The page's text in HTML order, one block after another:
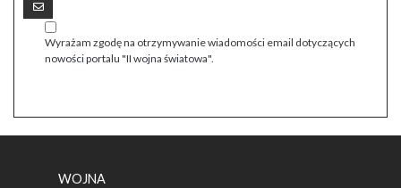
Wyrażam zgodę na otrzymywanie wiadomości email dotyczących
nowości portalu "II wojna światowa".
WOJNA